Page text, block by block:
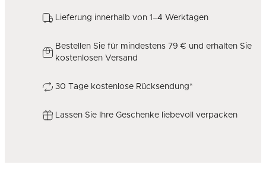
Lieferung innerhalb von 1–4 Werktagen
Bestellen Sie für mindestens 79 € und erhalten Sie
kostenlosen Versand
30 Tage kostenlose Rücksendung*
Lassen Sie Ihre Geschenke liebevoll verpacken